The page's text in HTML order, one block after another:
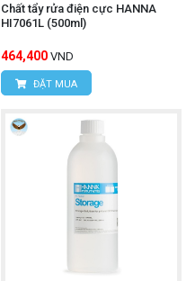
Chất tẩy rửa điện cực HANNA
HI7061L (500ml)
464,400 VND
ĐẶT MUA